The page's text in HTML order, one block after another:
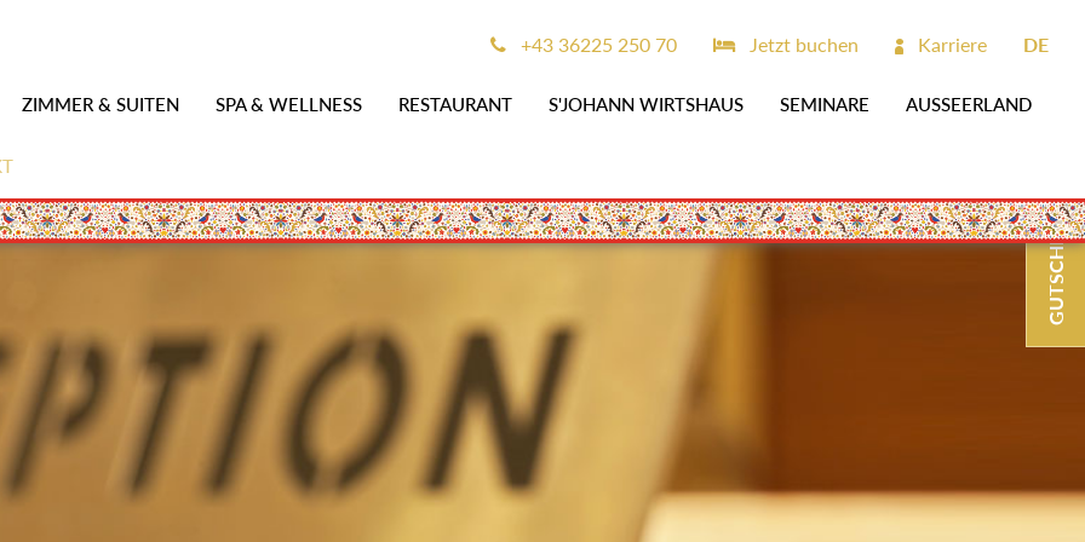
ZIMMER & SUITEN SPA & WELLNESS RESTAURANT S'JOHANN WIRTSHAUS SEMINARE AUSSEERLAND
+43 36225 250 70 Jetzt buchen Karriere DE
GUTSCHEINE